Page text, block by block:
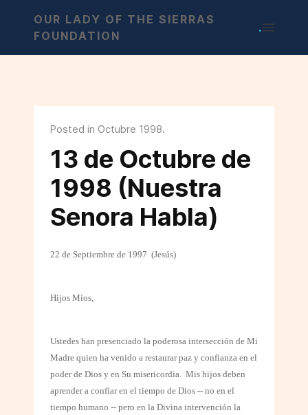
OUR LADY OF THE SIERRAS
FOUNDATION
.
Posted in Octubre 1998.
13 de Octubre de
1998 (Nuestra
Senora Habla)
22 de Septiembre de 1997 (Jesús)
Hijos Míos,
Ustedes han presenciado la poderosa intersección de Mi
Madre quien ha venido a restaurar paz y confianza en el
poder de Dios y en Su misericordia. Mis hijos deben
aprender a confiar en el tiempo de Dios -- no en el
tiempo humano -- pero en la Divina intervención la